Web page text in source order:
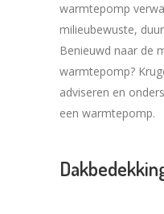
warmtepomp
milieubewuste,
Benieuwd naar de
warmtepomp?
adviseren en
een warmtepomp.